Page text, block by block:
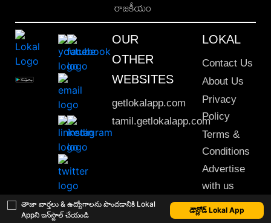
తాజా వార్తలు & ఉద్యోగాలను పొందడానికి Lokal
Appని ఇన్‌స్టాల్ చేయండి
డౌన్లోడ్ Lokal App
రాజకీయం
OUR
OTHER
WEBSITES
getlokalapp.com
tamil.getlokalapp.com
LOKAL
Contact Us
About Us
Privacy
Policy
Terms &
Conditions
Advertise
with us
Sitemap
This material may not be published, transmitted, rewritten or redistributed. © 2020 Lokal App. All rights reserved.